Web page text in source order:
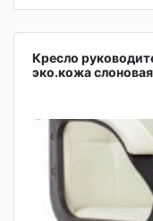
Кресло
эко.кожа